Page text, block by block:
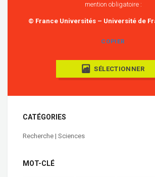
mention obligatoire :
© France Universités – Université de
COPIER
SÉLECTIONNER
CATÉGORIES
Recherche | Sciences
MOT-CLÉ